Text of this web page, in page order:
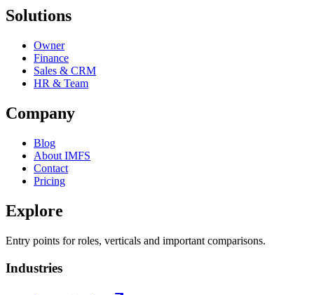
Solutions
Owner
Finance
Sales & CRM
HR & Team
Company
Blog
About IMFS
Contact
Pricing
Explore
Entry points for roles, verticals and important comparisons.
Industries